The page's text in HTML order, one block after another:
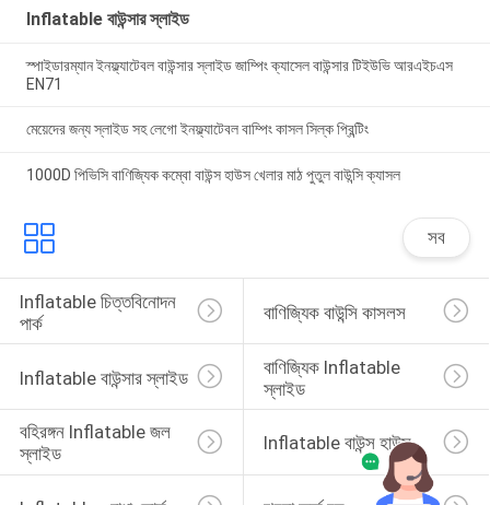
Inflatable বাউন্সার স্লাইড
স্পাইডারম্যান ইনফ্ল্যাটেবল বাউন্সার স্লাইড জাম্পিং ক্যাসেল বাউন্সার টিইউভি আরএইচএস
EN71
মেয়েদের জন্য স্লাইড সহ লেগো ইনফ্ল্যাটেবল বাম্পিং কাসল সিল্ক প্রিন্টিং
1000D পিভিসি বাণিজ্যিক কম্বো বাউন্স হাউস খেলার মাঠ পুতুল বাউন্সি ক্যাসল
সব
Inflatable চিত্তবিনোদন
পার্ক
বাণিজ্যিক বাউন্সি কাসলস
Inflatable বাউন্সার স্লাইড
বাণিজ্যিক Inflatable
স্লাইড
বহিরঙ্গন Inflatable জল
স্লাইড
Inflatable বাউন্স হাউস